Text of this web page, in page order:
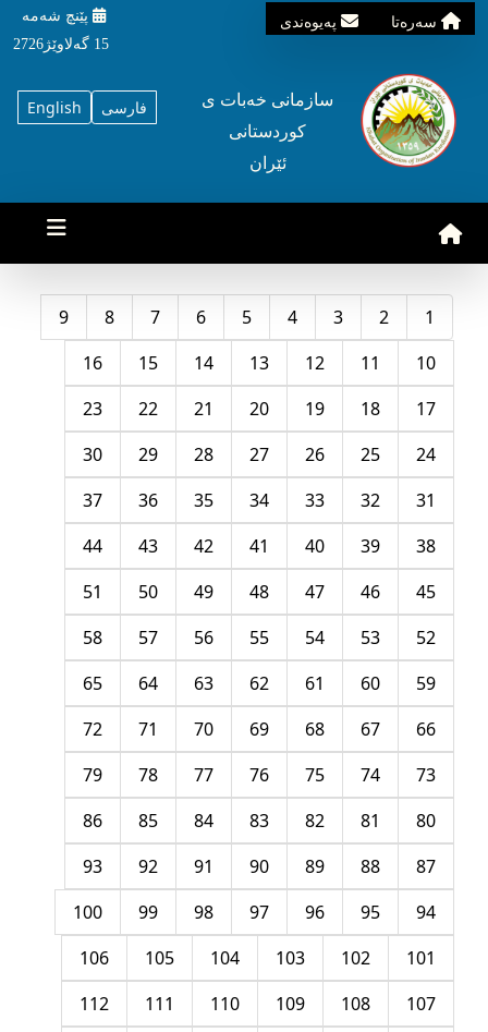
سه‌ره‌تا په‌یوه‌ندی
پێنچ شه‌مه‌
15 گه‌لاوێژ2726
English فارسی
سازمانی خه‌بات ی
کوردستانی
ئێران
1
2
3
4
5
6
7
8
9
10
11
12
13
14
15
16
17
18
19
20
21
22
23
24
25
26
27
28
29
30
31
32
33
34
35
36
37
38
39
40
41
42
43
44
45
46
47
48
49
50
51
52
53
54
55
56
57
58
59
60
61
62
63
64
65
66
67
68
69
70
71
72
73
74
75
76
77
78
79
80
81
82
83
84
85
86
87
88
89
90
91
92
93
94
95
96
97
98
99
100
101
102
103
104
105
106
107
108
109
110
111
112